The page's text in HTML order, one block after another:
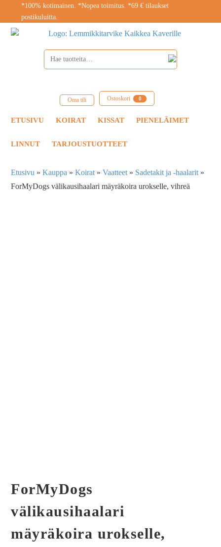
*100% kotimainen. *Nopea toimitus. *69 € tilaukset
postikuluitta.
Oma tili Ostoskori 0
ETUSIVU KOIRAT KISSAT PIENELÄIMET
LINNUT TARJOUSTUOTTEET
Etusivu »Kauppa »Koirat »Vaatteet » Sadetakit ja -haalarit »
ForMyDogs välikausihaalari mäyräkoira urokselle, vihreä
ForMyDogs
välikausihaalari
mäyräkoira urokselle,